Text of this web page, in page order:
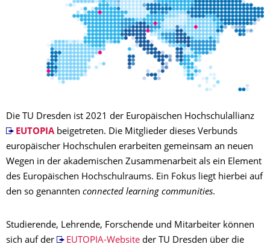
Die TU Dresden ist 2021 der Europäischen Hochschulallianz
EUTOPIA beigetreten. Die Mitglieder dieses Verbunds
europäischer Hochschulen erarbeiten gemeinsam an neuen
Wegen in der akademischen Zusammenarbeit als ein Element
des Europäischen Hochschulraums. Ein Fokus liegt hierbei auf
den so genannten connected learning communities.
Studierende, Lehrende, Forschende und Mitarbeiter können
sich auf der
EUTOPIA-Websiteder TU Dresden über die